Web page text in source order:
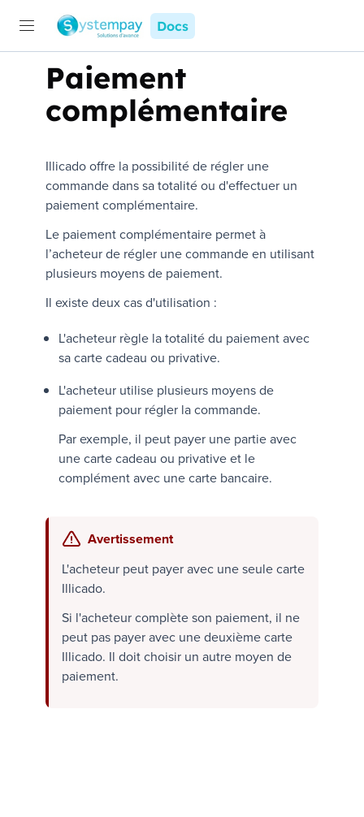
Docs
Paiement
complémentaire
Illicadooffre la possibilité de régler une
commande dans sa totalité ou d'effectuer un
paiement complémentaire.
Le paiement complémentaire permet à
l’acheteur de régler une commande en utilisant
plusieurs moyens de paiement.
Il existe deux cas d'utilisation :
L'acheteur règle la totalité du paiement avec
sa carte cadeau ou privative.
L'acheteur utilise plusieurs moyens de
paiement pour régler la commande.
Par exemple, il peut payer une partie avec
une carte cadeau ou privative et le
complément avec une carte bancaire.
Avertissement
L'acheteur peut payer avec une seule carte
Illicado.
Si l'acheteur complète son paiement, il ne
peut pas payer avec une deuxième carte
Illicado. Il doit choisir un autre moyen de
paiement.